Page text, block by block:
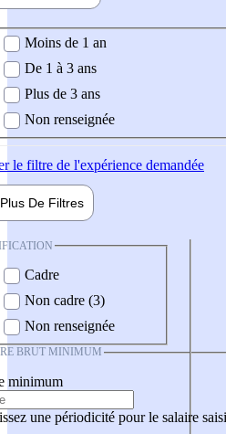
demandée
Moins de 1 an
De 1 à 3 ans
Plus de 3 ans
Non renseignée
le filtre de l'expérience demandée
Plus De Filtres
Cadre
Non cadre (3)
Non renseignée
BRUT MINIMUM
minimum
une périodicité pour le salaire saisi